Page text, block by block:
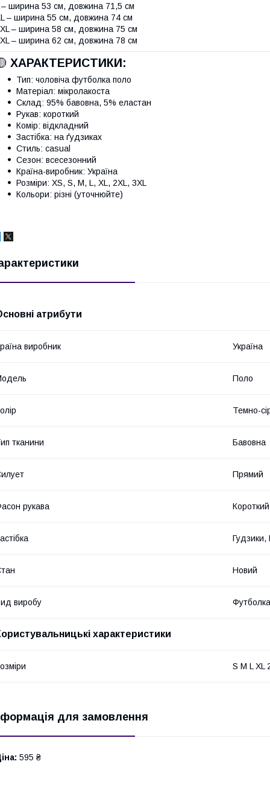
– ширина 53 см, довжина 71,5 см
– ширина 55 см, довжина 74 см
– ширина 58 см, довжина 75 см
– ширина 62 см, довжина 78 см
ХАРАКТЕРИСТИКИ:
Тип: чоловіча футболка поло
Матеріал: мікролакоста
Склад: 95% бавовна, 5% еластан
Рукав: короткий
Комір: відкладний
Застібка: на ґудзиках
Стиль: casual
Сезон: всесезонний
Країна-виробник: Україна
Розміри: XS, S, M, L, XL, 2XL, 3XL
Кольори: різні (уточнюйте)
атрибути
виробник Україна
Поло
Темно-
тканини Бавовна
Прямий
рукава Короткий
Гудзики,
Новий
виробу Футболка
характеристики
S M L XL
для замовлення
595 ₴